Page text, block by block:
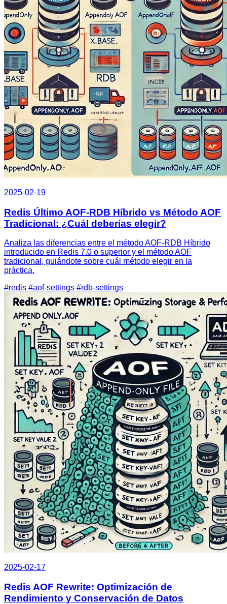
2025-02-19
Redis Último AOF-RDB Híbrido vs Método AOF
Tradicional: ¿Cuál deberías elegir?
Analiza las diferencias entre el método AOF-RDB Híbrido
introducido en Redis 7.0 o superior y el método AOF
tradicional, guiándote sobre cuál método elegir en la
práctica.
#redis #aof-settings #rdb-settings
2025-02-17
Redis AOF Rewrite: Optimización de
Rendimiento y Conservación de Datos